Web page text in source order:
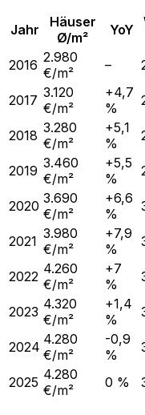
Jahr
Häuser
Ø/m²
YoY
2016 2.980
€/m²
–
2017 3.120
€/m²
+4,7
%
2018 3.280
€/m²
+5,1
%
2019 3.460
€/m²
+5,5
%
2020 3.690
€/m²
+6,6
%
2021 3.980
€/m²
+7,9
%
2022 4.260
€/m²
+7
%
2023 4.320
€/m²
+1,4
%
2024 4.280
€/m²
-0,9
%
2025 4.280
€/m²
0 %